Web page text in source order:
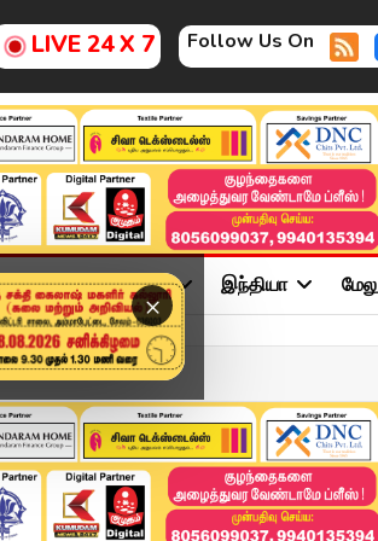
LIVE 24 X 7 Follow Us On
×
விளையாட்டு இந்தியா